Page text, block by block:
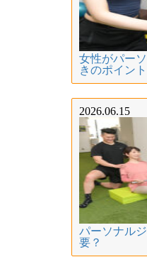
女性がパー
きのポイント
2026.06.15
パーソナル
要？